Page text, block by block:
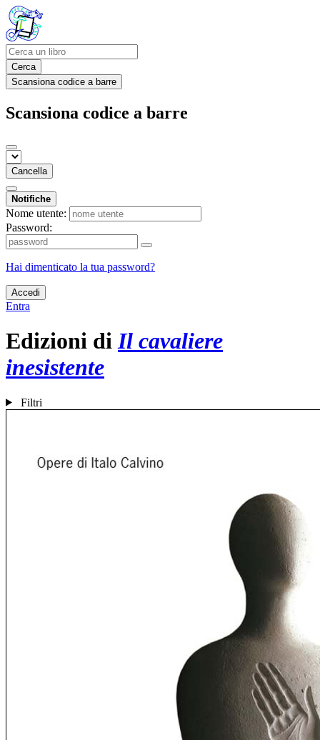
Cerca
Scansiona codice a barre
Scansiona codice a barre
Cancella
Notifiche
Nome utente:
Password:
Hai dimenticato la tua password?
Accedi
Entra
Edizioni diIl cavaliere
inesistente
Filtri